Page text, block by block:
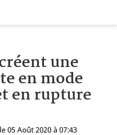
une
en mode
en rupture
05 Août 2020 à 07:43